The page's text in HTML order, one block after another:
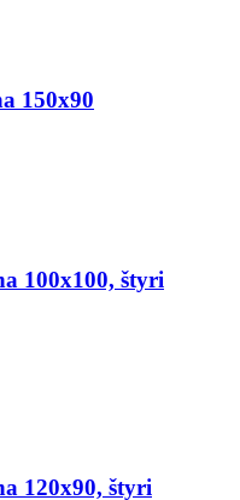
150x90
100x100, štyri
120x90, štyri